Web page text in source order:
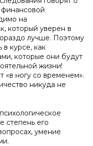
на
который уверен в
лучше. Поэтому
курсе, как
которые они будут
жизни!
ногу со временем».
никуда не
степень его
умение